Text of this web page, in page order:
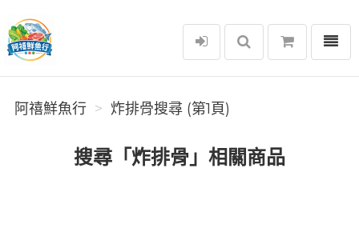
阿禧鮮魚行
選單
阿禧鮮魚行 炸排骨搜尋 (第1頁)
搜尋「炸排骨」相關商品